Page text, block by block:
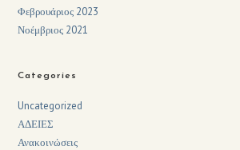
Φεβρουάριος 2023
Νοέμβριος 2021
Categories
Uncategorized
ΑΔΕΙΕΣ
Ανακοινώσεις